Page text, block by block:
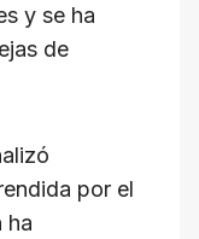
y se ha
de
por el
ha